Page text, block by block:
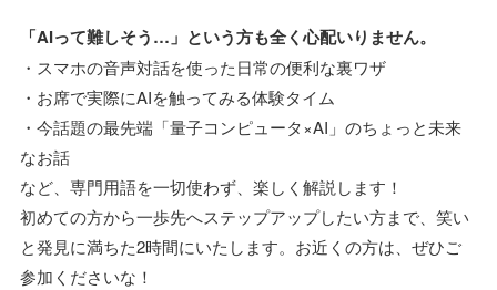
「AIって難しそう…」という方も全く心配いりません。
・スマホの音声対話を使った日常の便利な裏ワザ
・お席で実際にAIを触ってみる体験タイム
・今話題の最先端「量子コンピュータ×AI」のちょっと未来
なお話
など、専門用語を一切使わず、楽しく解説します！
初めての方から一歩先へステップアップしたい方まで、笑い
と発見に満ちた2時間にいたします。お近くの方は、ぜひご
参加くださいな！